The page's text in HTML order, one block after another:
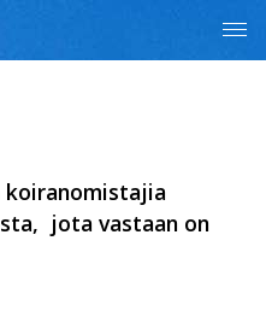
jota vastaan on